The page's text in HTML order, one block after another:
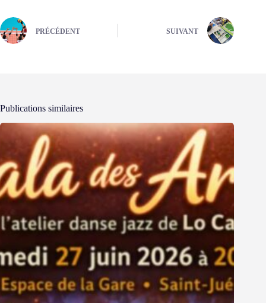
PRÉCÉDENT SUIVANT
Publications similaires